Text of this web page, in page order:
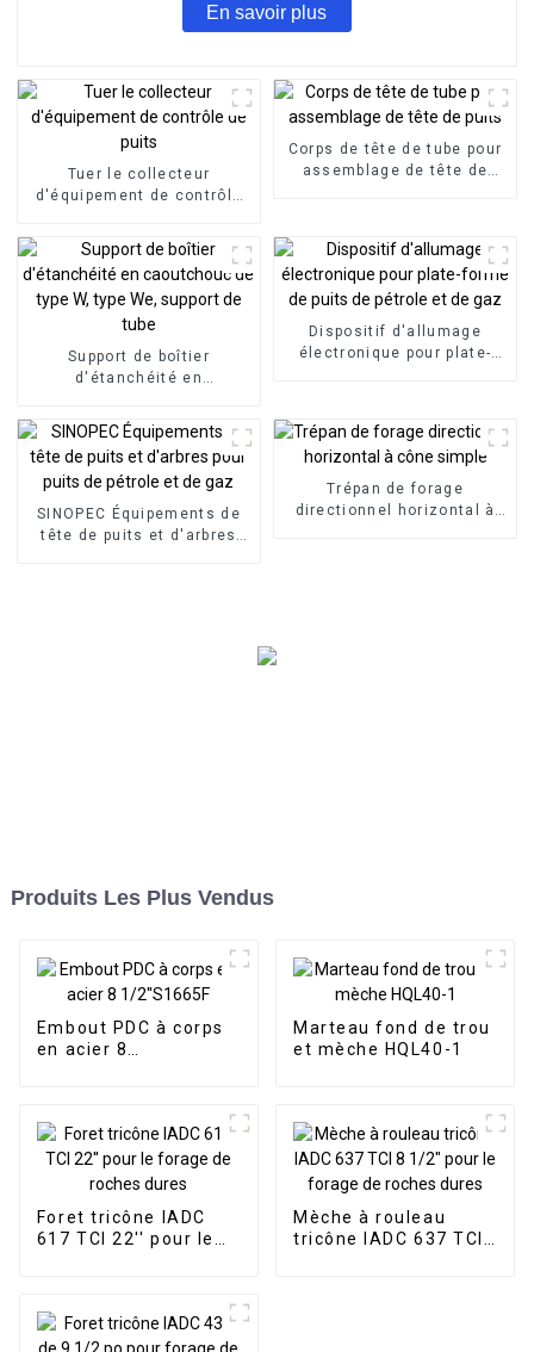
En savoir plus
Tuer le collecteur
d'équipement de contrôle
Corps de tête de tube pour
assemblage de tête de
Support de boîtier
d'étanchéité en
We, support de tube
Dispositif d'allumage
électronique pour plate-
SINOPEC Équipements de
tête de puits et d'arbres
Trépan de forage
directionnel horizontal à
Produits Les Plus Vendus
Embout PDC à corps
en acier 8
Marteau fond de trou
et mèche HQL40-1
Foret tricône IADC
617 TCI 22'' pour le
Mèche à rouleau
tricône IADC 637 TCI